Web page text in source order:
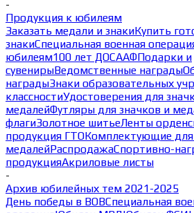
-
Продукция к юбилеям
Заказать медали и знакиКупить
знакиСпециальная военная
юбилеям100 лет ДОСААФПодарки и
сувенирыВедомственные награды
наградыЗнаки образовательных
классностиУдостоверения для
медалейФутляры для значков и
флагиЗолотное шитьеЛенты
продукция ГТОКомплектующие для
медалейРаспродажаСпортивно-
продукцияАкриловые листы
-
Архив юбилейных тем 2021-2025
День победы в ВОВСпециальная